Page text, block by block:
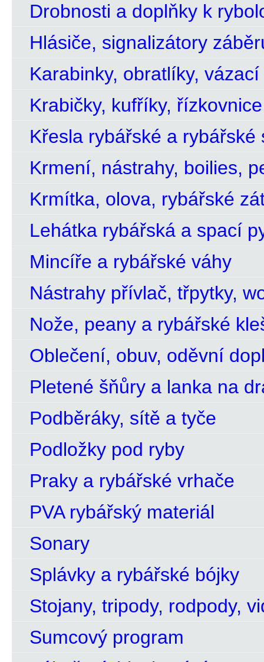
Drobnosti a doplňky k
Hlásiče, signalizátory
Karabinky, obratlíky,
Krabičky, kufříky,
Křesla rybářské a rybářské
Krmení, nástrahy, boilies,
Krmítka, olova, rybářské
Lehátka rybářská a spací
Mincíře a rybářské váhy
Nástrahy přívlač, třpytky,
Nože, peany a rybářské
Oblečení, obuv, oděvní
Pletené šňůry a lanka na
Podběráky, sítě a tyče
Podložky pod ryby
Praky a rybářské vrhače
PVA rybářský materiál
Sonary
Splávky a rybářské bójky
Stojany, tripody, rodpody,
Sumcový program